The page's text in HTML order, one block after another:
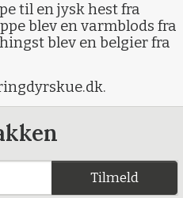
til en jysk hest fra
blev en varmblods fra
blev en belgier fra
Tilmeld